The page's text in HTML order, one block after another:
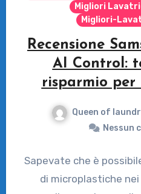
Migliori
Migliori-
Recensione
AI Control:
risparmio
Queen of
Nessun
Sapevate che è
di microplastiche